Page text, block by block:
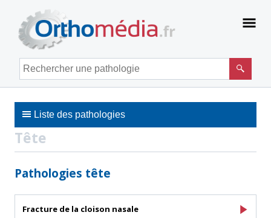
Rechercher une pathologie
Liste des pathologies
Tête
Pathologies tête
Fracture de la cloison nasale